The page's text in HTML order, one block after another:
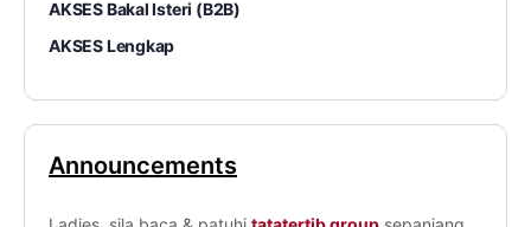
AKSES Bakal Isteri (B2B)
AKSES Lengkap
Announcements